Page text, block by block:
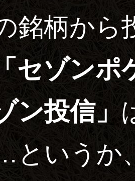
銘柄から
「セゾンポ
ン投信」
というか